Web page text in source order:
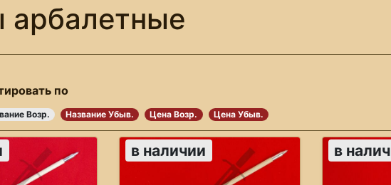
арбалетные
по
Возр. Название Убыв. Цена Возр. Цена Убыв.
в наличии в